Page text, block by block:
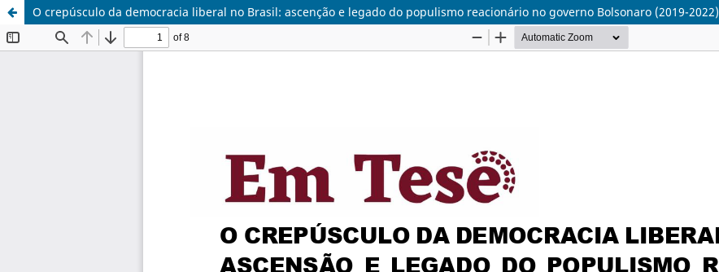
O crepúsculo da democracia liberal no Brasil: ascenção e legado do populismo reacionário no governo Bolsonaro (2019-2022)